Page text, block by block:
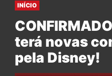
INÍCIO
terá novas
pela Disney!